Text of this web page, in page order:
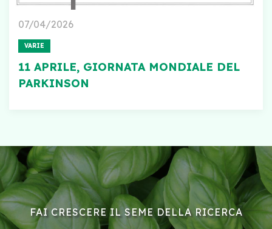
07/04/2026
VARIE
11 APRILE, GIORNATA MONDIALE DEL
PARKINSON
FAI CRESCERE IL SEME DELLA RICERCA